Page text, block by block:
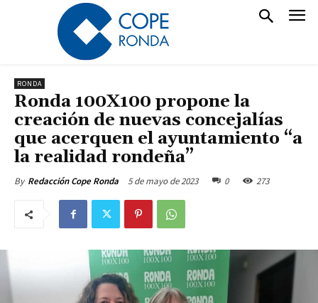
RONDA
Ronda 100X100 propone la
creación de nuevas concejalías
que acerquen el ayuntamiento “a
la realidad rondeña”
By Redacción Cope Ronda 5 de mayo de 2023 0 273